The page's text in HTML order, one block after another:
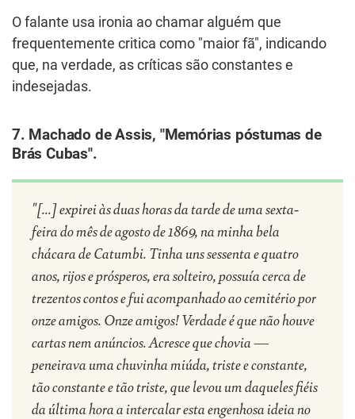
O falante usa ironia ao chamar alguém que
frequentemente critica como "maior fã", indicando
que, na verdade, as críticas são constantes e
indesejadas.
7. Machado de Assis, "Memórias póstumas de
Brás Cubas".
"[...] expirei às duas horas da tarde de uma sexta-
feira do mês de agosto de 1869, na minha bela
chácara de Catumbi. Tinha uns sessenta e quatro
anos, rijos e prósperos, era solteiro, possuía cerca de
trezentos contos e fui acompanhado ao cemitério por
onze amigos. Onze amigos! Verdade é que não houve
cartas nem anúncios. Acresce que chovia —
peneirava uma chuvinha miúda, triste e constante,
tão constante e tão triste, que levou um daqueles fiéis
da última hora a intercalar esta engenhosa ideia no